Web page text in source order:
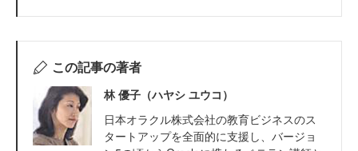
この記事の著者
林 優子（ハヤシ ユウコ）
日本オラクル株式会社の教育ビジネスのス
タートアップを全面的に支援し、バージョ